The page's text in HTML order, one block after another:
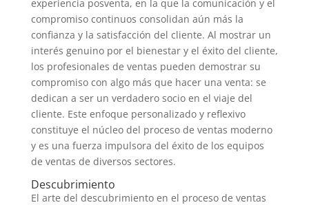
experiencia posventa, en la que la comunicación y el
compromiso continuos consolidan aún más la
confianza y la satisfacción del cliente. Al mostrar un
interés genuino por el bienestar y el éxito del cliente,
los profesionales de ventas pueden demostrar su
compromiso con algo más que hacer una venta: se
dedican a ser un verdadero socio en el viaje del
cliente. Este enfoque personalizado y reflexivo
constituye el núcleo del proceso de ventas moderno
y es una fuerza impulsora del éxito de los equipos
de ventas de diversos sectores.
Descubrimiento
El arte del descubrimiento en el proceso de ventas